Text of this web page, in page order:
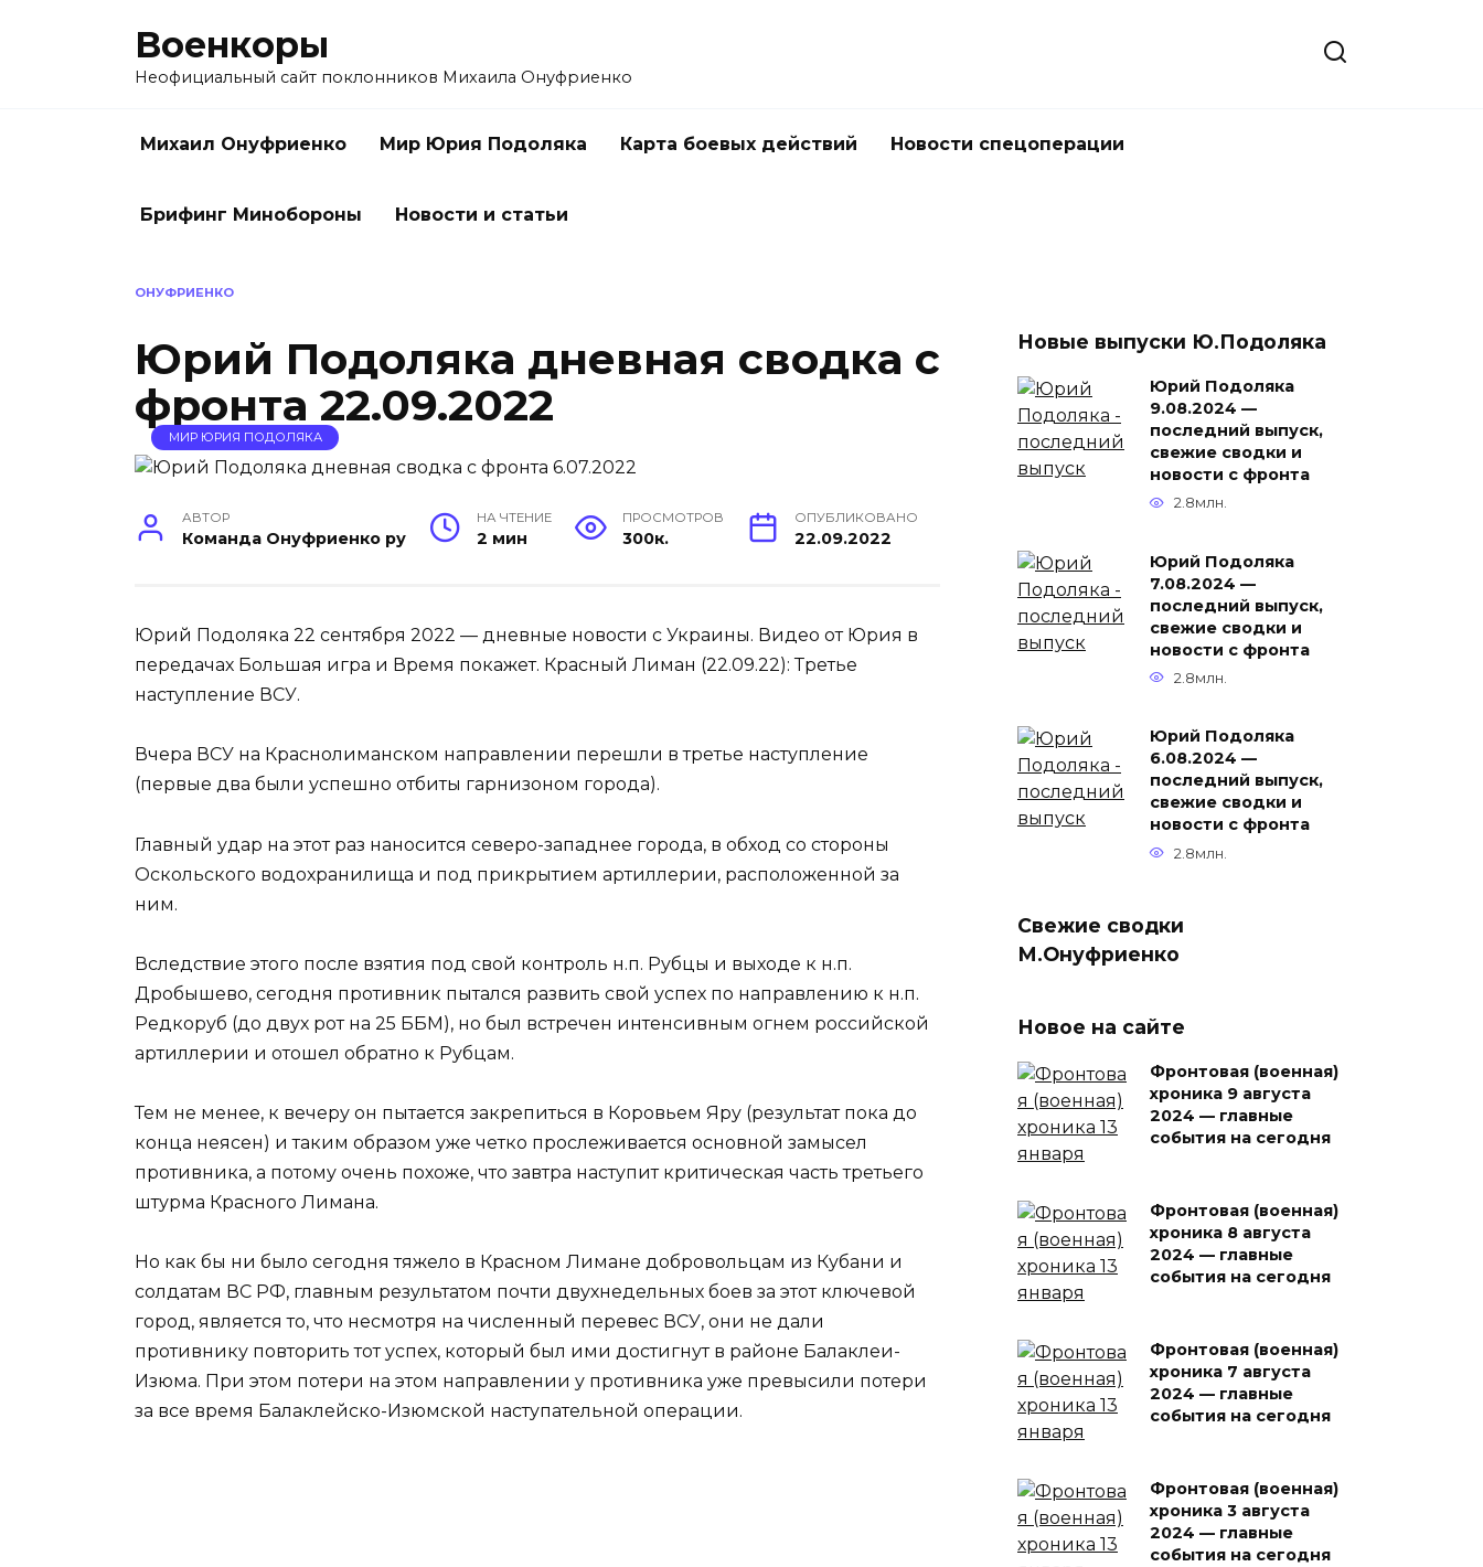
Военкоры
Неофициальный сайт поклонников Михаила Онуфриенко
Михаил Онуфриенко Мир Юрия Подоляка Карта боевых действий Новости спецоперации
Брифинг Минобороны Новости и статьи
ОНУФРИЕНКО
Юрий Подоляка дневная сводка с
фронта 22.09.2022
МИР ЮРИЯ ПОДОЛЯКА
АВТОР
Команда Онуфриенко ру
НА ЧТЕНИЕ
2 мин
ПРОСМОТРОВ
300к.
ОПУБЛИКОВАНО
22.09.2022
Юрий Подоляка 22 сентября 2022 — дневные новости с Украины. Видео от Юрия в
передачах Большая игра и Время покажет. Красный Лиман (22.09.22): Третье
наступление ВСУ.
Вчера ВСУ на Краснолиманском направлении перешли в третье наступление
(первые два были успешно отбиты гарнизоном города).
Главный удар на этот раз наносится северо-западнее города, в обход со стороны
Оскольского водохранилища и под прикрытием артиллерии, расположенной за
ним.
Вследствие этого после взятия под свой контроль н.п. Рубцы и выходе к н.п.
Дробышево, сегодня противник пытался развить свой успех по направлению к н.п.
Редкоруб (до двух рот на 25 ББМ), но был встречен интенсивным огнем российской
артиллерии и отошел обратно к Рубцам.
Тем не менее, к вечеру он пытается закрепиться в Коровьем Яру (результат пока до
конца неясен) и таким образом уже четко прослеживается основной замысел
противника, а потому очень похоже, что завтра наступит критическая часть третьего
штурма Красного Лимана.
Но как бы ни было сегодня тяжело в Красном Лимане добровольцам из Кубани и
солдатам ВС РФ, главным результатом почти двухнедельных боев за этот ключевой
город, является то, что несмотря на численный перевес ВСУ, они не дали
противнику повторить тот успех, который был ими достигнут в районе Балаклеи-
Изюма. При этом потери на этом направлении у противника уже превысили потери
за все время Балаклейско-Изюмской наступательной операции.
Новые выпуски Ю.Подоляка
Юрий Подоляка
9.08.2024 —
последний выпуск,
свежие сводки и
новости с фронта
2.8млн.
Юрий Подоляка
7.08.2024 —
последний выпуск,
свежие сводки и
новости с фронта
2.8млн.
Юрий Подоляка
6.08.2024 —
последний выпуск,
свежие сводки и
новости с фронта
2.8млн.
Свежие сводки
М.Онуфриенко
Новое на сайте
Фронтовая (военная)
хроника 9 августа
2024 — главные
события на сегодня
Фронтовая (военная)
хроника 8 августа
2024 — главные
события на сегодня
Фронтовая (военная)
хроника 7 августа
2024 — главные
события на сегодня
Фронтовая (военная)
хроника 3 августа
2024 — главные
события на сегодня